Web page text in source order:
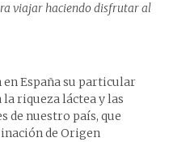
viajar haciendo disfrutar al
en España su particular
riqueza láctea y las
de nuestro país, que
de Origen